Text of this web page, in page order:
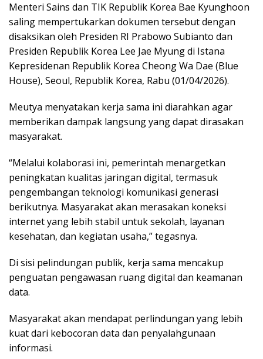
Menteri Sains dan TIK Republik Korea Bae Kyunghoon
saling mempertukarkan dokumen tersebut dengan
disaksikan oleh Presiden RI Prabowo Subianto dan
Presiden Republik Korea Lee Jae Myung di Istana
Kepresidenan Republik Korea Cheong Wa Dae (Blue
House), Seoul, Republik Korea, Rabu (01/04/2026).
Meutya menyatakan kerja sama ini diarahkan agar
memberikan dampak langsung yang dapat dirasakan
masyarakat.
“Melalui kolaborasi ini, pemerintah menargetkan
peningkatan kualitas jaringan digital, termasuk
pengembangan teknologi komunikasi generasi
berikutnya. Masyarakat akan merasakan koneksi
internet yang lebih stabil untuk sekolah, layanan
kesehatan, dan kegiatan usaha,” tegasnya.
Di sisi pelindungan publik, kerja sama mencakup
penguatan pengawasan ruang digital dan keamanan
data.
Masyarakat akan mendapat perlindungan yang lebih
kuat dari kebocoran data dan penyalahgunaan
informasi.